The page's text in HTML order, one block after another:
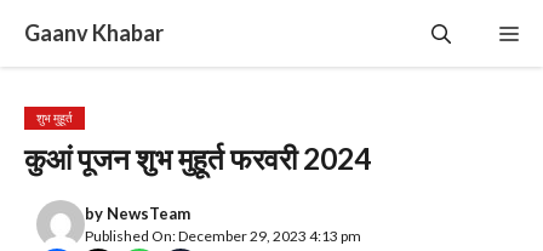
content
Gaanv Khabar
शुभ मुहूर्त
कुआं पूजन शुभ मुहूर्त फरवरी 2024
by NewsTeam
Published On: December 29, 2023 4:13 pm